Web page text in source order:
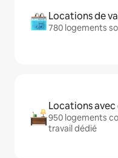
Locations de
780 logements
Locations
950 logements
travail dédié